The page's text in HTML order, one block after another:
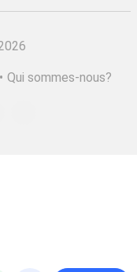
• Qui sommes-nous?